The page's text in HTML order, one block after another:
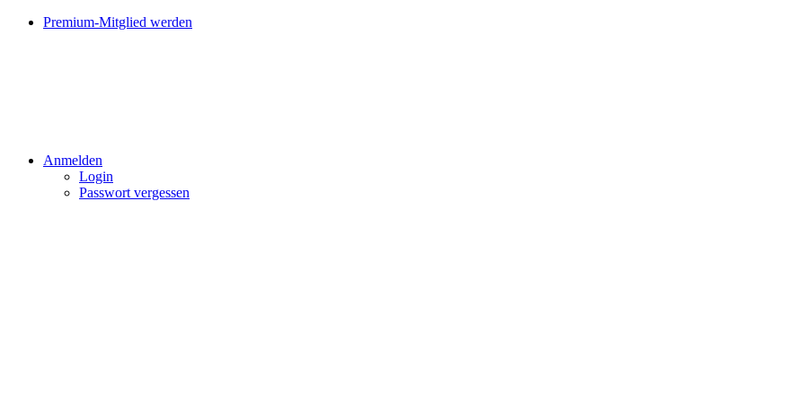
Premium-Mitglied werden
Anmelden
Login
Passwort vergessen